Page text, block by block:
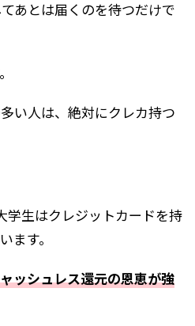
あとは届くのを待つだけで
い人は、絶対にクレカ持つ
学生はクレジットカードを持
ます。
ッシュレス還元の恩恵が強